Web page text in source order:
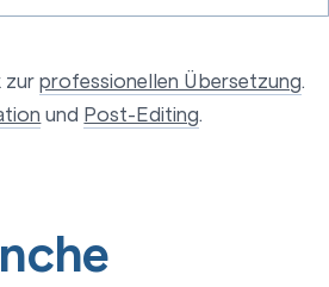
zurprofessionellen Übersetzung.
und Post-Editing.